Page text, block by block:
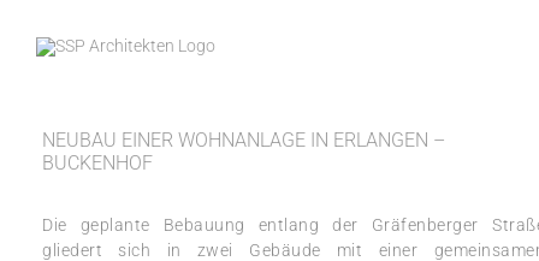
Inhalt
NEUBAU EINER WOHNANLAGE IN ERLANGEN –
BUCKENHOF
Die geplante Bebauung entlang der Gräfenberger
gliedert sich in zwei Gebäude mit einer